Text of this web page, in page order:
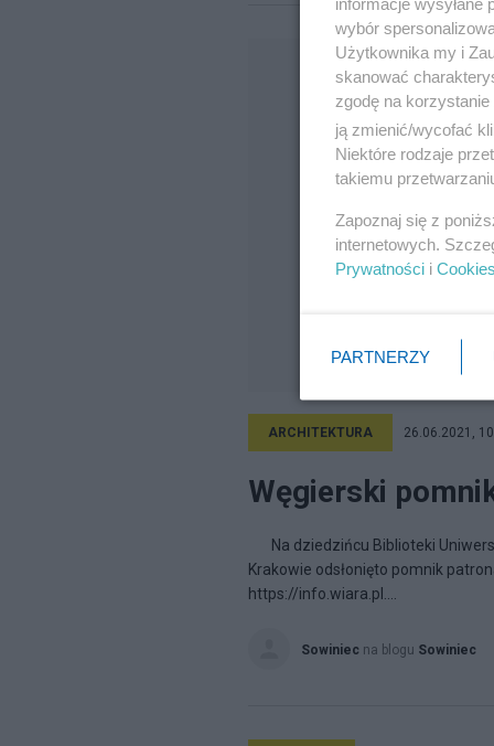
ARCHITEKTURA 26.06.2021,
Węgierski
Na dziedzińcu Biblioteki
Krakowie odsłonięto pomnik
https://info.wiara.pl....
Sowiniec na blogu Sowiniec
wybór
Użytkownika my i
skanować
zgodę na
ją zmienić/wycofać
Niektóre rodzaje
takiemu
Zapoznaj się z
internetowych.
Prywatności i Cookies
PARTNERZY